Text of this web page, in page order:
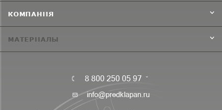
КОМПАНИЯ
МАТЕРИАЛЫ
8 800 250 05 97
info@predklapan.ru